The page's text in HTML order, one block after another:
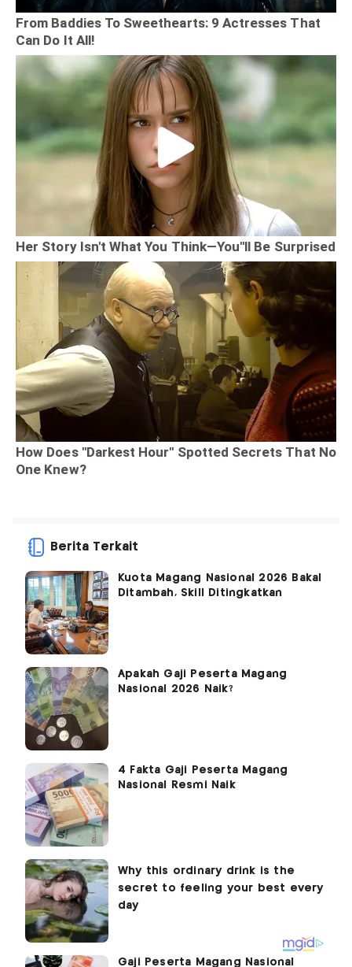
Berita Terkait
Kuota Magang Nasional 2026 Bakal
Ditambah, Skill Ditingkatkan
Apakah Gaji Peserta Magang
Nasional 2026 Naik?
4 Fakta Gaji Peserta Magang
Nasional Resmi Naik
Gaji Peserta Magang Nasional